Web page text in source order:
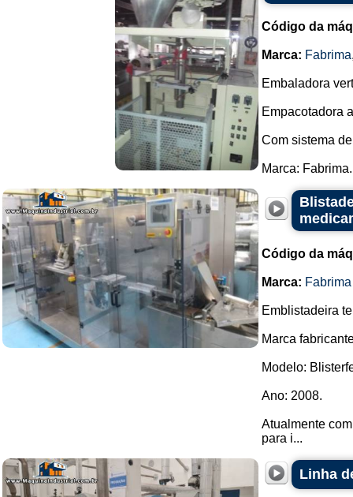
Código da
Marca: Fabrima
Embaladora
Empacotadora
Com sistema
Marca:
Código da
Marca: Fabrima
Emblistadeira
Marca
Modelo:
Ano: 2008.
Atualmente
para i...
Linha